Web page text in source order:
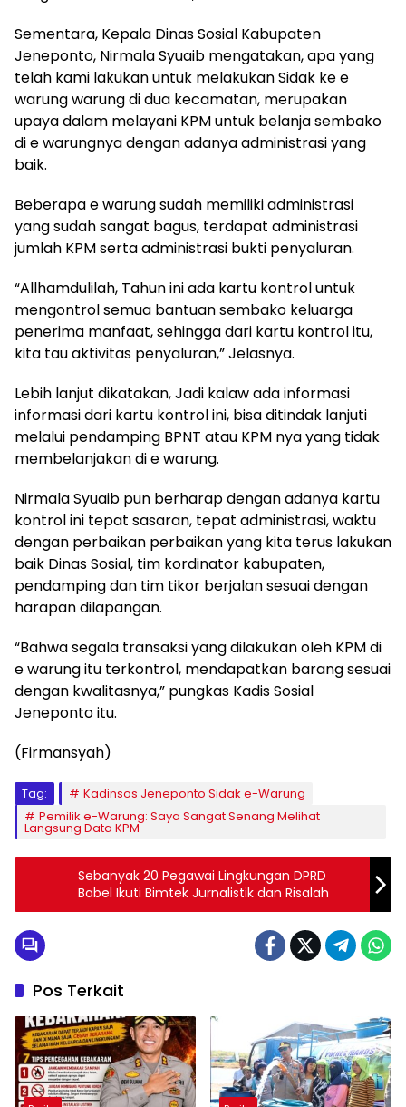
Sementara, Kepala Dinas Sosial Kabupaten
Jeneponto, Nirmala Syuaib mengatakan, apa yang
telah kami lakukan untuk melakukan Sidak ke e
warung warung di dua kecamatan, merupakan
upaya dalam melayani KPM untuk belanja sembako
di e warungnya dengan adanya administrasi yang
baik.
Beberapa e warung sudah memiliki administrasi
yang sudah sangat bagus, terdapat administrasi
jumlah KPM serta administrasi bukti penyaluran.
“Allhamdulilah, Tahun ini ada kartu kontrol untuk
mengontrol semua bantuan sembako keluarga
penerima manfaat, sehingga dari kartu kontrol itu,
kita tau aktivitas penyaluran,” Jelasnya.
Lebih lanjut dikatakan, Jadi kalaw ada informasi
informasi dari kartu kontrol ini, bisa ditindak lanjuti
melalui pendamping BPNT atau KPM nya yang tidak
membelanjakan di e warung.
Nirmala Syuaib pun berharap dengan adanya kartu
kontrol ini tepat sasaran, tepat administrasi, waktu
dengan perbaikan perbaikan yang kita terus lakukan
baik Dinas Sosial, tim kordinator kabupaten,
pendamping dan tim tikor berjalan sesuai dengan
harapan dilapangan.
“Bahwa segala transaksi yang dilakukan oleh KPM di
e warung itu terkontrol, mendapatkan barang sesuai
dengan kwalitasnya,” pungkas Kadis Sosial
Jeneponto itu.
(Firmansyah)
Tag:
Kadinsos Jeneponto Sidak e-Warung
Pemilik e-Warung: Saya Sangat Senang Melihat
Langsung Data KPM
Sebanyak 20 Pegawai Lingkungan DPRD
Babel Ikuti Bimtek Jurnalistik dan Risalah
Pos Terkait